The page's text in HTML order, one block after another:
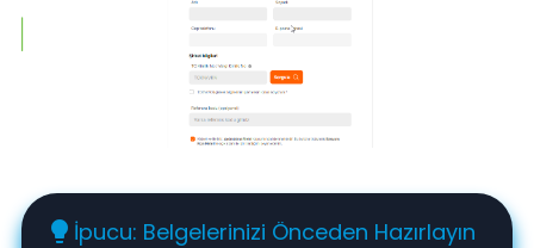
lightbulb İpucu: Belgelerinizi Önceden Hazırlayın